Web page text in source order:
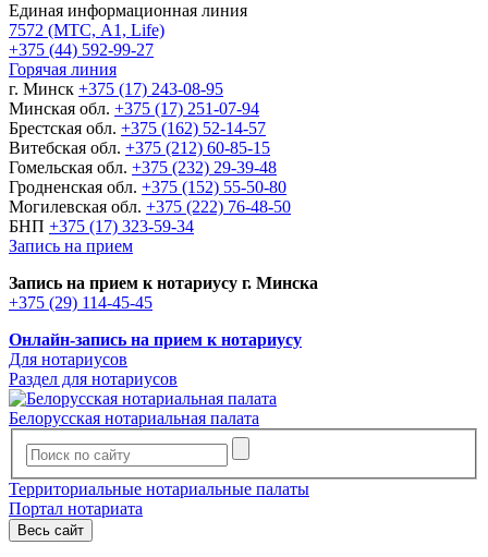
Единая информационная линия
7572 (МТС, A1, Life)
+375 (44) 592-99-27
Горячая линия
г. Минск +375 (17) 243-08-95
Минская обл. +375 (17) 251-07-94
Брестская обл. +375 (162) 52-14-57
Витебская обл. +375 (212) 60-85-15
Гомельская обл. +375 (232) 29-39-48
Гродненская обл. +375 (152) 55-50-80
Могилевская обл. +375 (222) 76-48-50
БНП +375 (17) 323-59-34
Запись на прием
Запись на прием к нотариусу г. Минска
+375 (29) 114-45-45
Онлайн-запись на прием к нотариусу
Для нотариусов
Раздел для нотариусов
Белорусская нотариальная палата
Территориальные нотариальные палаты
Портал нотариата
Весь сайт